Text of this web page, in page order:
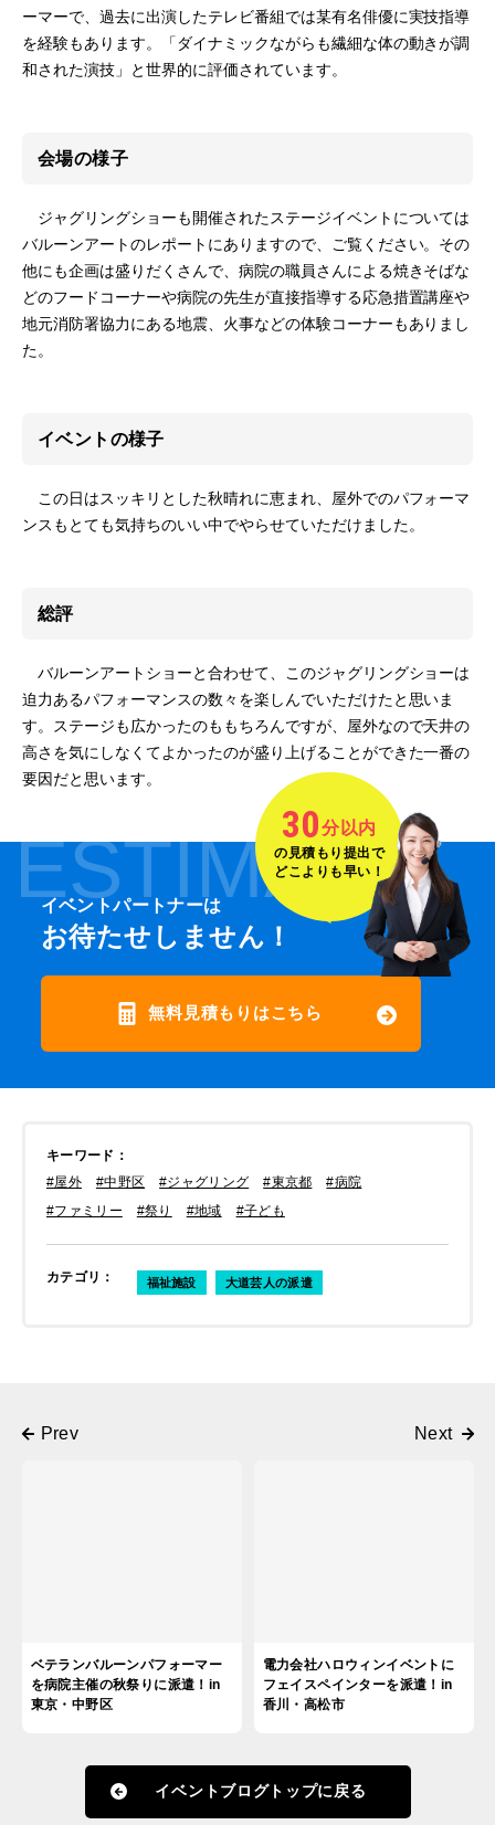
ーマーで、過去に出演したテレビ番組では某有名俳優に実技指導
を経験もあります。「ダイナミックながらも繊細な体の動きが調
和された演技」と世界的に評価されています。
会場の様子
ジャグリングショーも開催されたステージイベントについては
バルーンアートのレポートにありますので、ご覧ください。その
他にも企画は盛りだくさんで、病院の職員さんによる焼きそばな
どのフードコーナーや病院の先生が直接指導する応急措置講座や
地元消防署協力にある地震、火事などの体験コーナーもありまし
た。
イベントの様子
この日はスッキリとした秋晴れに恵まれ、屋外でのパフォーマ
ンスもとても気持ちのいい中でやらせていただけました。
総評
バルーンアートショーと合わせて、このジャグリングショーは
迫力あるパフォーマンスの数々を楽しんでいただけたと思いま
す。ステージも広かったのももちろんですが、屋外なので天井の
高さを気にしなくてよかったのが盛り上げることができた一番の
要因だと思います。
ESTIMATE
イベントパートナーは
お待たせしません！
無料見積もりはこちら
30分以内
の見積もり提出で
どこよりも早い！
キーワード ：
#屋外
#中野区 #ジャグリング #東京都
#病院
#ファミリー
#祭り #地域 #子ども
カテゴリ ： 福祉施設 大道芸人の派遣
ベテランバルーンパフォーマー
を病院主催の秋祭りに派遣！in
東京・中野区
電力会社ハロウィンイベントに
フェイスペインターを派遣！in
香川・高松市
イベントブログトップに戻る